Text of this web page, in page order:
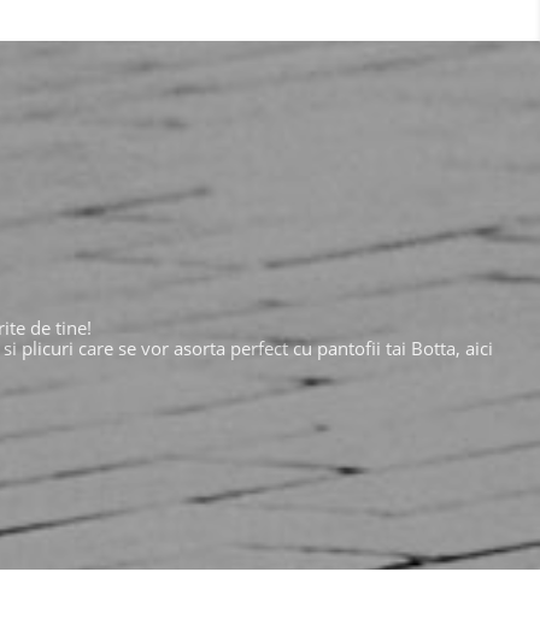
de tine!
plicuri care se vor asorta perfect cu pantofii tai Botta, aici